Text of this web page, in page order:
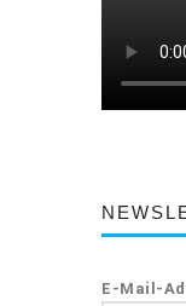
E-Mail-